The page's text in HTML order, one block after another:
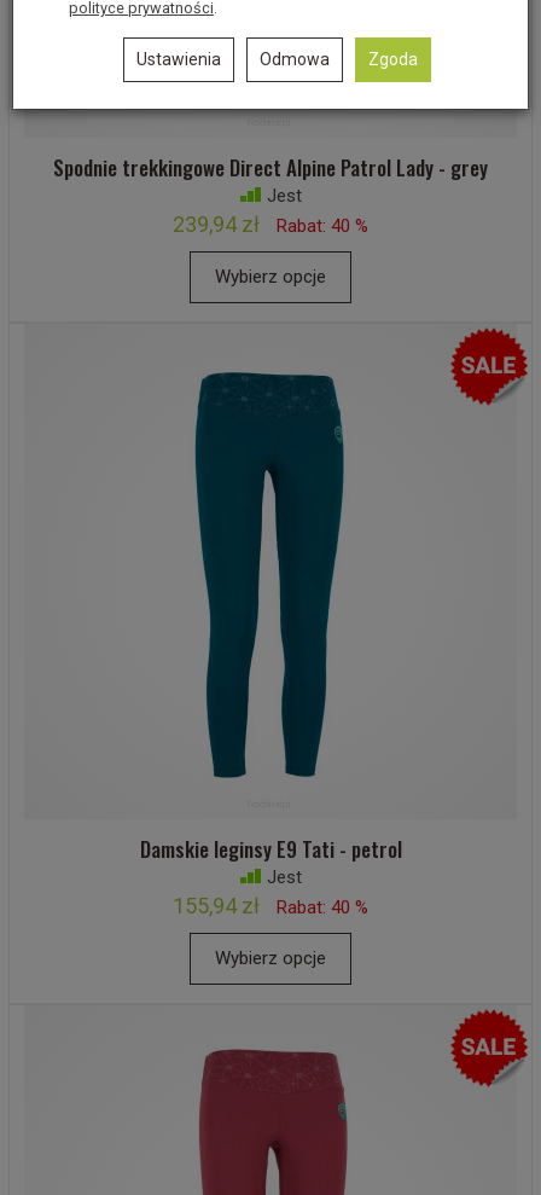
Spodnie trekkingowe Direct Alpine Patrol Lady - grey
Jest
239,94 zł Rabat: 40 %
Wybierz opcje
Damskie leginsy E9 Tati - petrol
Jest
155,94 zł Rabat: 40 %
Wybierz opcje
polityce prywatności
Ustawienia Odmowa Zgoda